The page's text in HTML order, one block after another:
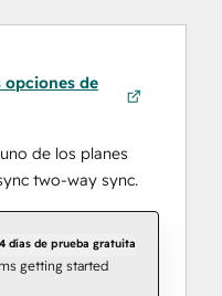
opciones de
de los planes
two-way sync.
días de prueba gratuita
getting started